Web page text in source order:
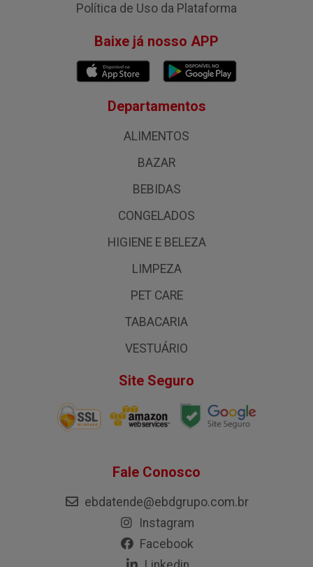
Política de Uso da Plataforma
Baixe já nosso APP
Departamentos
ALIMENTOS
BAZAR
BEBIDAS
CONGELADOS
HIGIENE E BELEZA
LIMPEZA
PET CARE
TABACARIA
VESTUÁRIO
Site Seguro
Fale Conosco
ebdatende@ebdgrupo.com.br
Instagram
Facebook